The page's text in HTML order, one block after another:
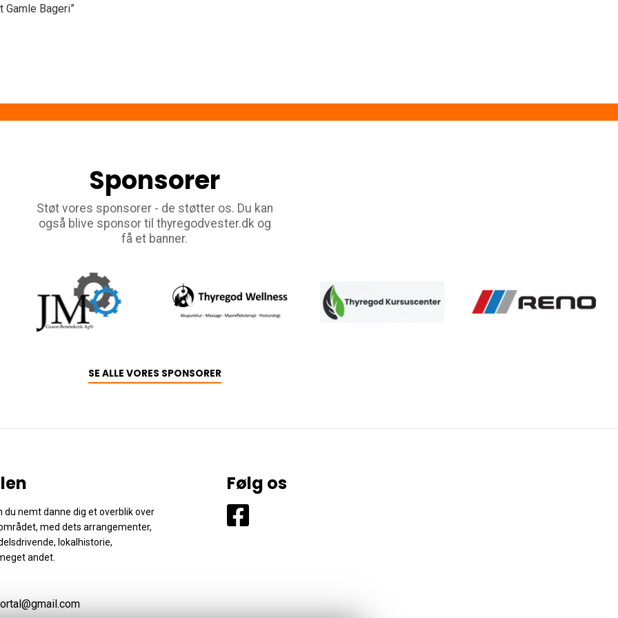
Gamle Bageri”
Sponsorer
Støt vores sponsorer - de støtter os. Du kan
også blive sponsor til thyregodvester.dk og
få et banner.
SE ALLE VORES SPONSORER
du nemt danne dig et overblik over
med dets arrangementer,
lokalhistorie,
andet.
Følg os